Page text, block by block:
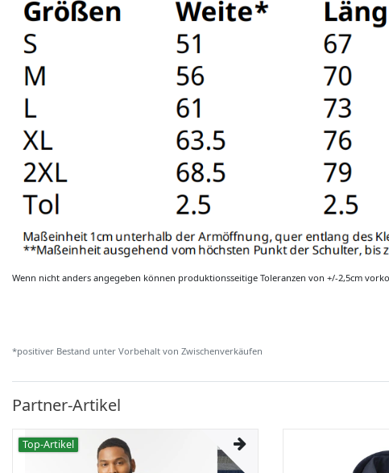
Wenn nicht anders angegeben können produktionsseitige Toleranzen von +/-2,5cm
*positiver Bestand unter Vorbehalt von Zwischenverkäufen
Partner-Artikel
Top-Artikel